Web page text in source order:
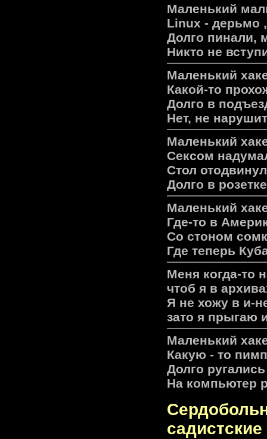
Маленький
Linux - дерьмо
Долго пинали,
Никто не
Маленький
Какой-то
Долго в
Нет, не
Mаленький
Cексом
Стол
Долго в
Маленький
Где-то в
Со стоном
Где теперь
Меня когда-то
чтоб я в
Я не хожу в и-
зато я прыгаю
Маленький
Какую - то
Долго
На компьютер